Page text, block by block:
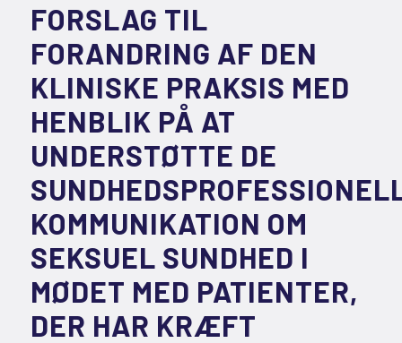
FORSLAG TIL
FORANDRING AF DEN
KLINISKE PRAKSIS MED
HENBLIK PÅ AT
UNDERSTØTTE DE
KOMMUNIKATION OM
SEKSUEL SUNDHED I
MØDET MED PATIENTER,
DER HAR KRÆFT